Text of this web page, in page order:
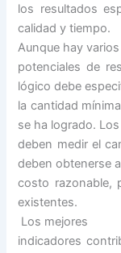
los resultados
calidad y tiempo.
Aunque hay
potenciales de
lógico debe
la cantidad
se ha logrado.
deben medir el
deben obtenerse a
costo razonable,
existentes.
Los mejores
indicadores